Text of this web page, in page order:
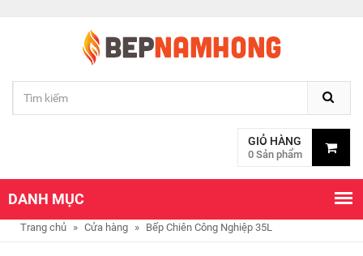
GIỎ HÀNG
0 Sản phẩm
DANH MỤC
Trang chủ » Cửa hàng » Bếp Chiên Công Nghiệp 35L